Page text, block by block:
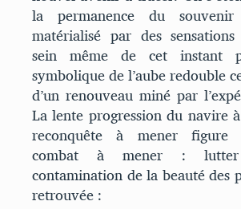
la permanence du
matérialisé par des
sein même de cet instant
symbolique de l’aube redouble
d’un renouveau miné par
La lente progression du navire
reconquête à mener figure
combat à mener :
contamination de la beauté des
retrouvée :